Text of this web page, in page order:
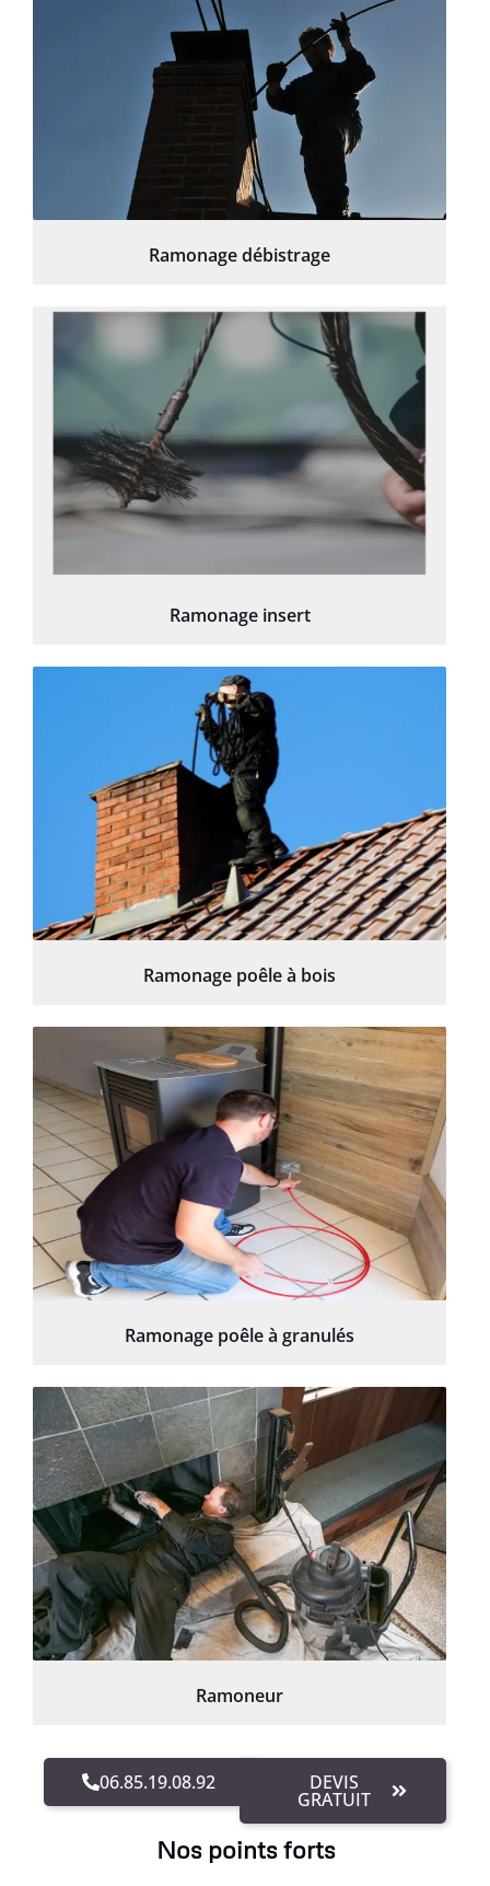
Ramonage débistrage
Ramonage insert
Ramonage poêle à bois
Ramonage poêle à granulés
Ramoneur
06.85.19.08.92 DEVIS
GRATUIT
Nos points forts